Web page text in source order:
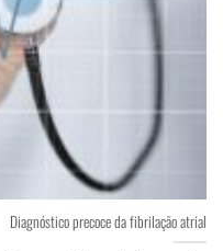
Diagnóstico precoce da fibrilação atrial